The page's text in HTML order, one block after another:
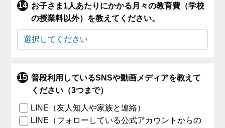
お子さま1人あたりにかかる月々の教育費（学校
の授業料以外）を教えてください。
普段利用しているSNSや動画メディアを教えて
ください（3つまで）
LINE（友人知人や家族と連絡）
LINE（フォローしている公式アカウントからの